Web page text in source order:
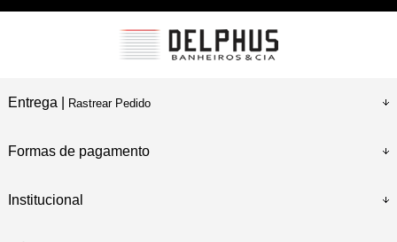
Entrega | Rastrear Pedido
Formas de pagamento
Institucional